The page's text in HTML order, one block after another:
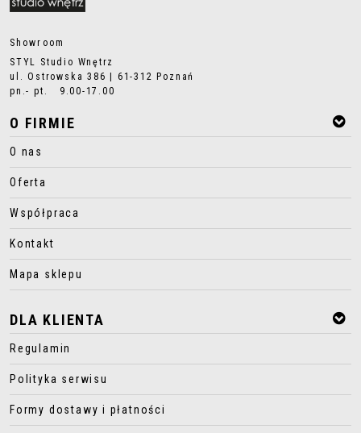
Showroom
STYL Studio Wnętrz
ul. Ostrowska 386 | 61-312 Poznań
pn.- pt. 9.00-17.00
O FIRMIE
O nas
Oferta
Współpraca
Kontakt
Mapa sklepu
DLA KLIENTA
Regulamin
Polityka serwisu
Formy dostawy i płatności